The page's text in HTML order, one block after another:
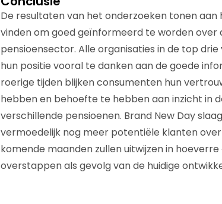
De resultaten van het onderzoeken tonen
vinden om goed geïnformeerd te worden over
pensioensector. Alle organisaties in de top
hun positie vooral te danken aan de goede
roerige tijden blijken consumenten hun
hebben en behoefte te hebben aan inzicht in
verschillende pensioenen. Brand New Day
vermoedelijk nog meer potentiële klanten
komende maanden zullen uitwijzen in
overstappen als gevolg van de huidige